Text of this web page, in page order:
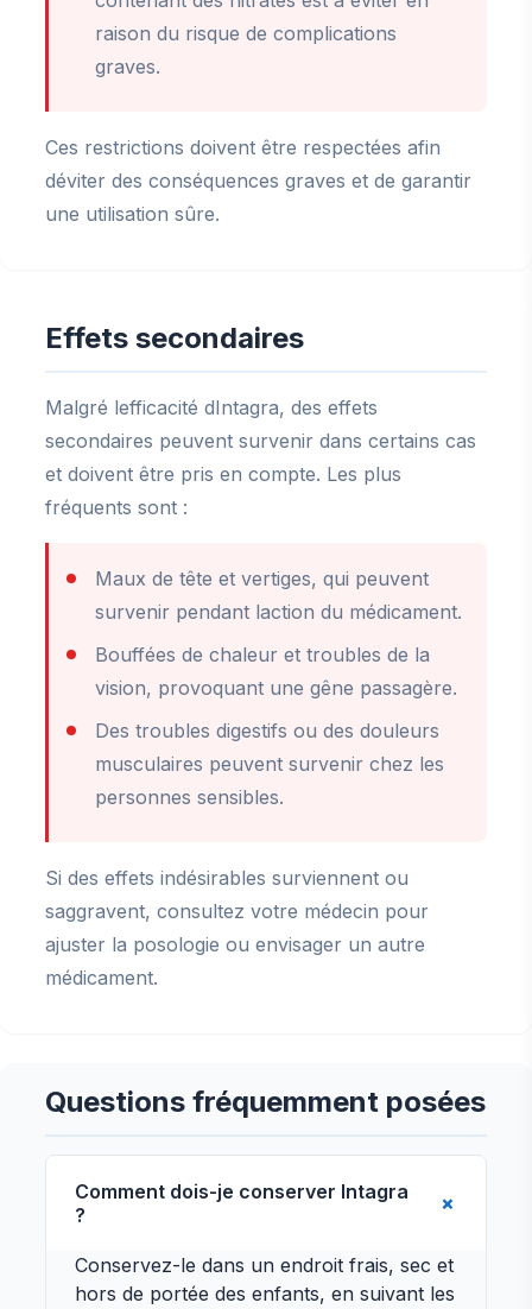
raison du risque de complications
graves.
Ces restrictions doivent être respectées afin
déviter des conséquences graves et de garantir
une utilisation sûre.
Effets secondaires
Malgré lefficacité dIntagra, des effets
secondaires peuvent survenir dans certains cas
et doivent être pris en compte. Les plus
fréquents sont :
Maux de tête et vertiges, qui peuvent
survenir pendant laction du médicament.
Bouffées de chaleur et troubles de la
vision, provoquant une gêne passagère.
Des troubles digestifs ou des douleurs
musculaires peuvent survenir chez les
personnes sensibles.
Si des effets indésirables surviennent ou
saggravent, consultez votre médecin pour
ajuster la posologie ou envisager un autre
médicament.
Questions fréquemment posées
Comment dois-je conserver Intagra
?
Conservez-le dans un endroit frais, sec et
hors de portée des enfants, en suivant les